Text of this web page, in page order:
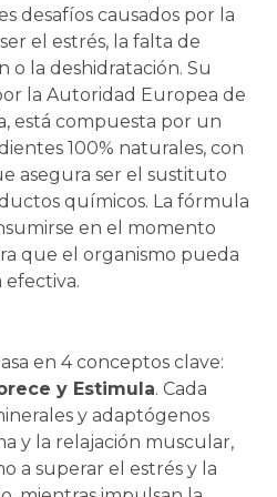
desafíos causados por la
el estrés, la falta de
o la deshidratación. Su
la Autoridad Europea de
está compuesta por un
100% naturales, con
asegura ser el sustituto
químicos. La fórmula
en el momento
que el organismo pueda
en 4 conceptos clave:
y Estimula. Cada
y adaptógenos
y la relajación muscular,
a superar el estrés y la